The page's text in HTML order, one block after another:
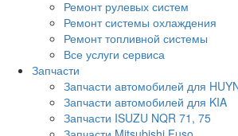
Ремонт рулевых систем
Ремонт системы охлаждения
Ремонт топливной системы
Все услуги сервиса
Запчасти
Запчасти автомобилей для
Запчасти автомобилей для KIA
Запчасти ISUZU NQR 71, 75